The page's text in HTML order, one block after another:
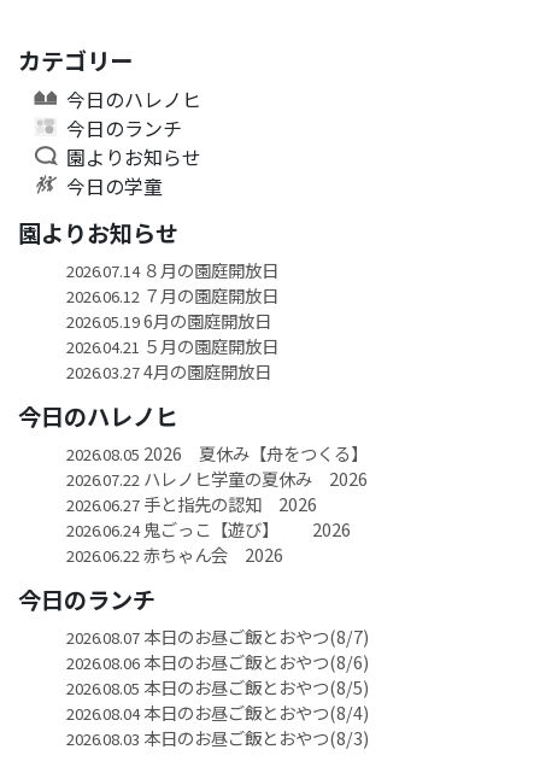
カテゴリー
今日のハレノヒ
今日のランチ
園よりお知らせ
今日の学童
園よりお知らせ
2026.07.14８月の園庭開放日
2026.06.12７月の園庭開放日
2026.05.196月の園庭開放日
2026.04.21 ５月の園庭開放日
2026.03.274月の園庭開放日
今日のハレノヒ
2026.08.05 2026 夏休み【舟をつくる】
2026.07.22ハレノヒ学童の夏休み 2026
2026.06.27手と指先の認知 2026
2026.06.24鬼ごっこ【遊び】 2026
2026.06.22赤ちゃん会 2026
今日のランチ
2026.08.07本日のお昼ご飯とおやつ(8/7)
2026.08.06本日のお昼ご飯とおやつ(8/6)
2026.08.05 本日のお昼ご飯とおやつ(8/5)
2026.08.04本日のお昼ご飯とおやつ(8/4)
2026.08.03 本日のお昼ご飯とおやつ(8/3)